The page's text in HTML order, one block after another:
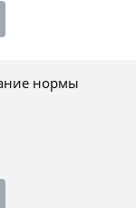
нормы